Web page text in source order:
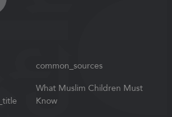
common_sources
What Muslim Children Must
Know